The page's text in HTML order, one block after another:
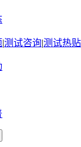
|测试咨询|测试热贴